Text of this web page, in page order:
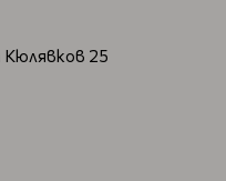
Кюлявков 25